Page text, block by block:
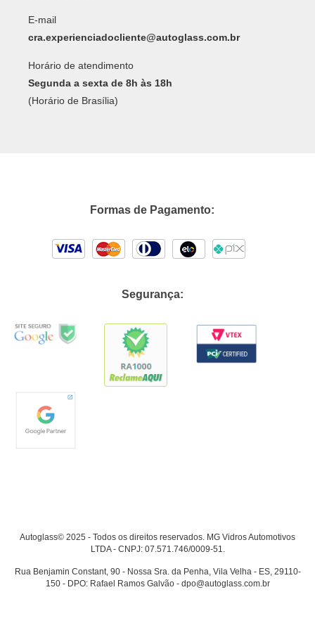
E-mail
cra.experienciadocliente@autoglass.com.br
Horário de atendimento
Segunda a sexta de 8h às 18h
(Horário de Brasília)
Formas de Pagamento:
Segurança:
Autoglass© 2025 - Todos os direitos reservados. MG Vidros Automotivos
LTDA - CNPJ: 07.571.746/0009-51.
Rua Benjamin Constant, 90 - Nossa Sra. da Penha, Vila Velha - ES, 29110-
150 - DPO: Rafael Ramos Galvão - dpo@autoglass.com.br